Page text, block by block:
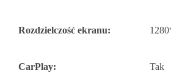
Rozdzielczość ekranu:
CarPlay: Tak